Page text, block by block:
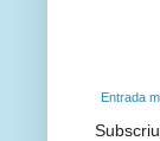
Entrada